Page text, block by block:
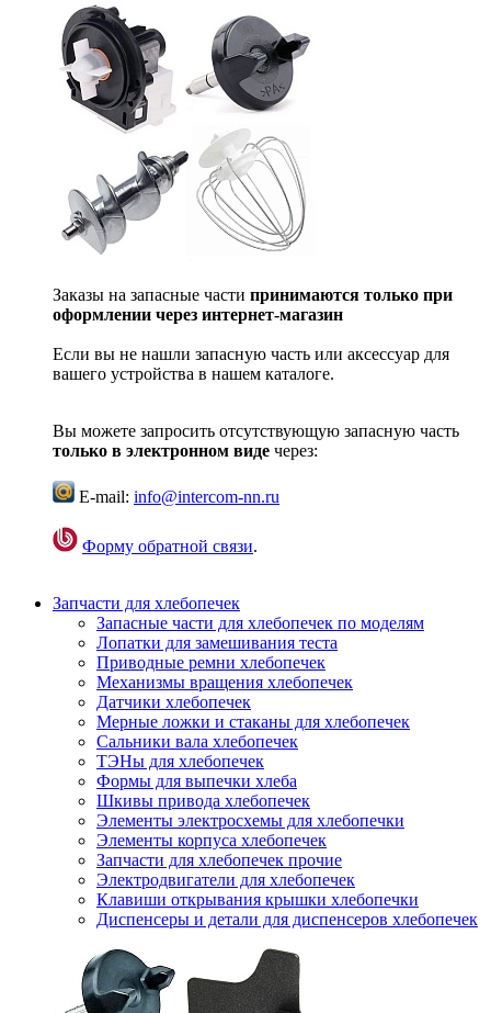
Заказы на запасные части принимаются только при
оформлении через интернет-магазин
Если вы не нашли запасную часть или аксессуар для
вашего устройства в нашем каталоге.
Вы можете запросить отсутствующую запасную часть
только в электронном виде через:
E-mail: info@intercom-nn.ru
Форму обратной связи.
Запчасти для хлебопечек
Запасные части для хлебопечек по моделям
Лопатки для замешивания теста
Приводные ремни хлебопечек
Механизмы вращения хлебопечек
Датчики хлебопечек
Мерные ложки и стаканы для хлебопечек
Сальники вала хлебопечек
ТЭНы для хлебопечек
Формы для выпечки хлеба
Шкивы привода хлебопечек
Элементы электросхемы для хлебопечки
Элементы корпуса хлебопечек
Запчасти для хлебопечек прочие
Электродвигатели для хлебопечек
Клавиши открывания крышки хлебопечки
Диспенсеры и детали для диспенсеров хлебопечек